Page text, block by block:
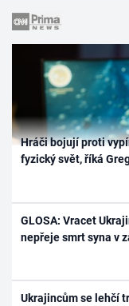
Hráči bojují proti
fyzický svět, říká
GLOSA: Vracet
nepřeje smrt syna v
Ukrajincům se lehčí